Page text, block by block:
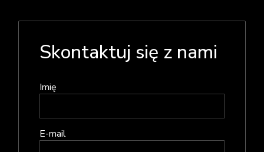
Skontaktuj się z nami
Imię
E-mail